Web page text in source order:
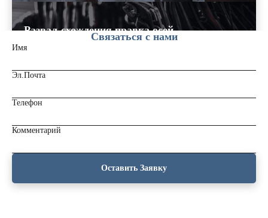
Развал-схождения,правка осей
Связаться с нами
Имя
Эл.Почта
Телефон
Комментарий